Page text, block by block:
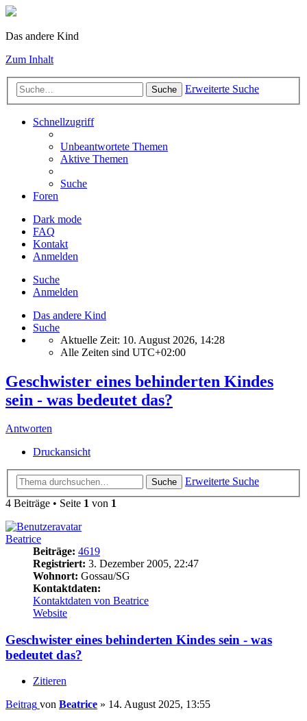
Das andere Kind
Zum Inhalt
Suche Erweiterte Suche
Schnellzugriff
Unbeantwortete Themen
Aktive Themen
Suche
Foren
Dark mode
FAQ
Kontakt
Anmelden
Suche
Anmelden
Das andere Kind
Suche
Aktuelle Zeit: 10. August 2026, 14:28
Alle Zeiten sind UTC+02:00
Geschwister eines behinderten Kindes
sein - was bedeutet das?
Antworten
Druckansicht
Suche
Erweiterte Suche
4 Beiträge • Seite 1 von 1
Beatrice
Beiträge: 4619
Registriert: 3. Dezember 2005, 22:47
Wohnort: Gossau/SG
Kontaktdaten:
Kontaktdaten von Beatrice
Website
Geschwister eines behinderten Kindes sein - was
bedeutet das?
Zitieren
Beitrag von Beatrice » 14. August 2025, 13:55